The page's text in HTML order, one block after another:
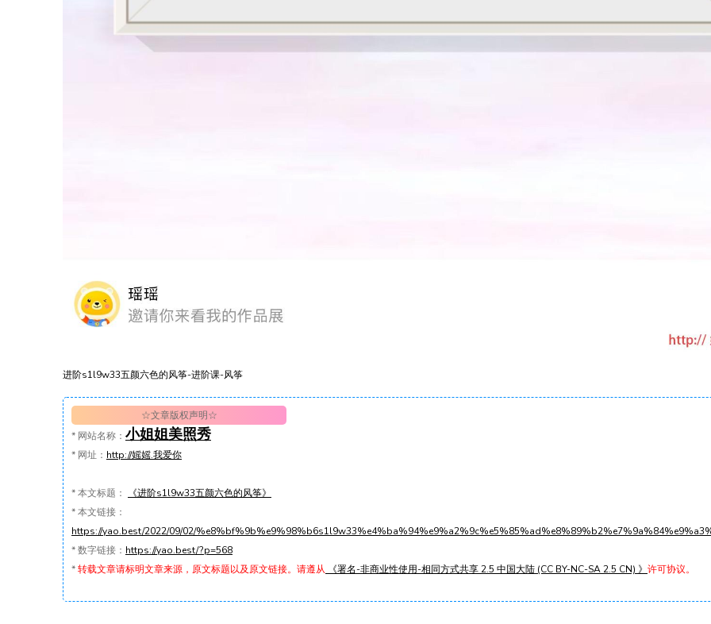
进阶s1l9w33五颜六色的风筝-进阶课-风筝
☆文章版权声明☆
* 网站名称： 小姐姐美照秀
* 网址： http://媱媱.我爱你
*本文标题：
《进阶s1l9w33五颜六色的风筝》
*本文链接：
https://yao.best/2022/09/02/
*数字链接： https://yao.best/?p=568
*转载文章请标明文章来源，原文标题以及原文链接。请遵从 《署名-非商业性使用-相同方式共享 2.5 中国大陆 (CC BY-NC-SA 2.5 CN) 》 许可协议。